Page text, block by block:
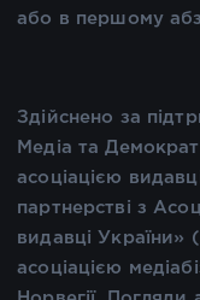
або в першому
Здійснено за
Медіа та
асоціацією
партнерстві з
видавці
асоціацією